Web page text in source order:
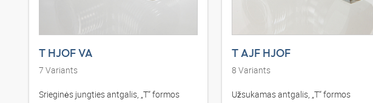
T HJOF VA
7 Variants
Srieginės jungties antgalis, „T“ formos
T AJF HJOF
8 Variants
Užsukamas antgalis, „T“ formos